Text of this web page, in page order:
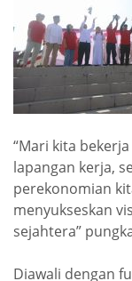
“Mari kita
lapangan kerja,
perekonomian
menyukseskan
sejahtera”
Diawali dengan